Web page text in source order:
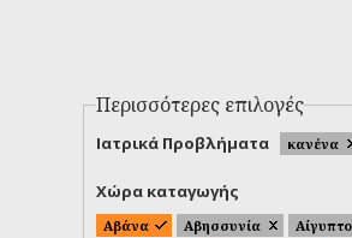
Περισσότερες επιλογές
Ιατρικά Προβλήματα κανένα
Χώρα καταγωγής
Αβάνα Αβησσυνία